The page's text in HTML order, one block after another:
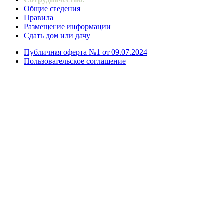
Общие сведения
Правила
Размещение информации
Сдать дом или дачу
Публичная оферта №1 от 09.07.2024
Пользовательское соглашение